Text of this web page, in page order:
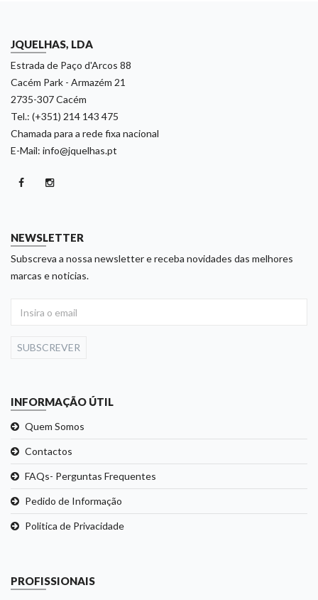
JQUELHAS, LDA
Estrada de Paço d'Arcos 88
Cacém Park - Armazém 21
2735-307 Cacém
Tel.: (+351) 214 143 475
Chamada para a rede fixa nacional
E-Mail: info@jquelhas.pt
NEWSLETTER
Subscreva a nossa newsletter e receba novidades das melhores
marcas e noticias.
SUBSCREVER
INFORMAÇÃO ÚTIL
Quem Somos
Contactos
FAQs- Perguntas Frequentes
Pedido de Informação
Politica de Privacidade
PROFISSIONAIS